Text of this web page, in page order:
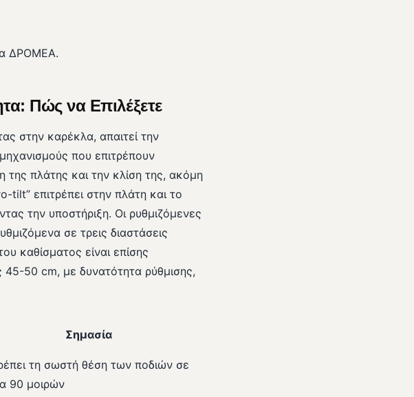
ΔΡΟΜΕΑ.
Πώς να Επιλέξετε
στην καρέκλα, απαιτεί την
που επιτρέπουν
της πλάτης και την κλίση της, ακόμη
tilt” επιτρέπει στην πλάτη και το
την υποστήριξη. Οι ρυθμιζόμενες
σε τρεις διαστάσεις
καθίσματος είναι επίσης
50 cm, με δυνατότητα ρύθμισης,
Σημασία
τη σωστή θέση των ποδιών σε
90 μοιρών